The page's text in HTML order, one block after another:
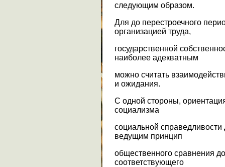
следующим образом.
Для до перестроечного
организацией труда,
государственной
наиболее адекватным
можно считать
и ожидания.
С одной стороны,
социализма
социальной
ведущим принцип
общественного сравнения
соответствующего